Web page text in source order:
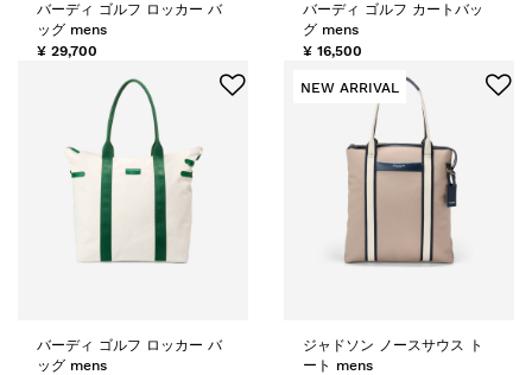
バーディ ゴルフ ロッカー バ
ッグ mens
¥ 29,700
バーディ ゴルフ カートバッ
グ mens
¥ 16,500
バーディ ゴルフ ロッカー バ
ッグ mens
NEW ARRIVAL
ジャドソン ノースサウス ト
ート mens